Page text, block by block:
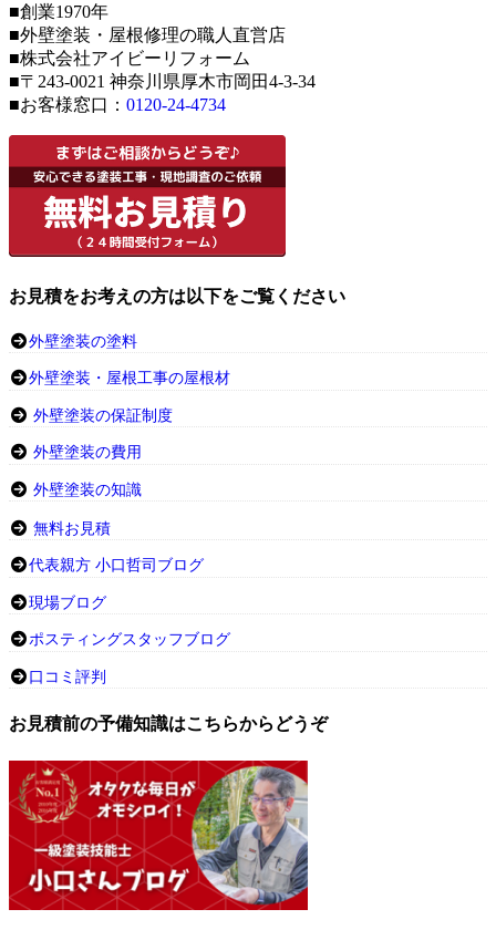
■創業1970年
■外壁塗装・屋根修理の職人直営店
■株式会社アイビーリフォーム
■〒243-0021 神奈川県厚木市岡田4-3-34
■お客様窓口： 0120-24-4734
お見積をお考えの方は以下をご覧ください
外壁塗装の塗料
外壁塗装・屋根工事の屋根材
外壁塗装の保証制度
外壁塗装の費用
外壁塗装の知識
無料お見積
代表親方 小口哲司ブログ
現場ブログ
ポスティングスタッフブログ
口コミ評判
お見積前の予備知識はこちらからどうぞ